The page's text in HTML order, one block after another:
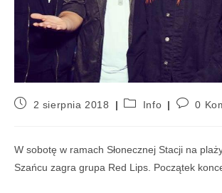
2 sierpnia 2018 Info 0
W sobotę w ramach Słonecznej Stacji na
Szańcu zagra grupa Red Lips. Początek